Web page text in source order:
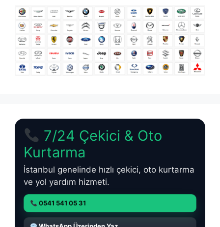
7/24 Çekici & Oto
Kurtarma
İstanbul genelinde hızlı çekici, oto kurtarma
ve yol yardım hizmeti.
0541 541 05 31